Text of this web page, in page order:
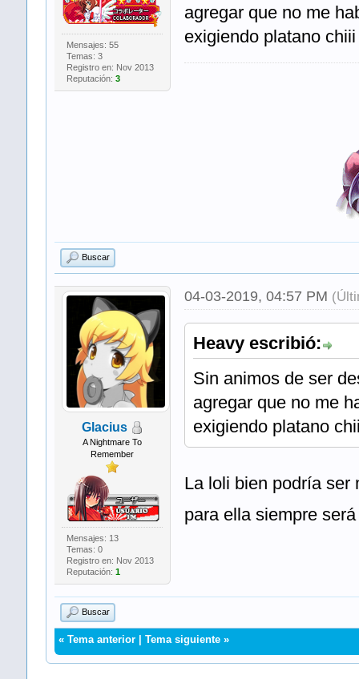
Mensajes: 55
Temas: 3
Registro en: Nov 2013
Reputación: 3
agregar que no me
exigiendo platano
Buscar
Glacius
A Nightmare To
Remember
Mensajes: 13
Temas: 0
Registro en: Nov 2013
Reputación: 1
04-03-2019, 04:57 PM
Heavy escribió:
Sin animos de ser
agregar que no me
exigiendo platano
La loli bien podría ser
para ella siempre
Buscar
«Tema anterior |Tema siguiente »